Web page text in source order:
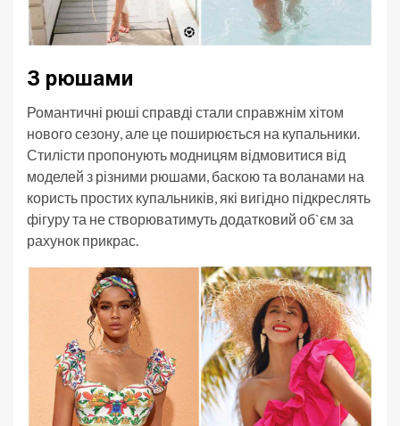
З рюшами
Романтичні рюші справді стали справжнім хітом
нового сезону, але це поширюється на купальники.
Стилісти пропонують модницям відмовитися від
моделей з різними рюшами, баскою та воланами на
користь простих купальників, які вигідно підкреслять
фігуру та не створюватимуть додатковий об`єм за
рахунок прикрас.